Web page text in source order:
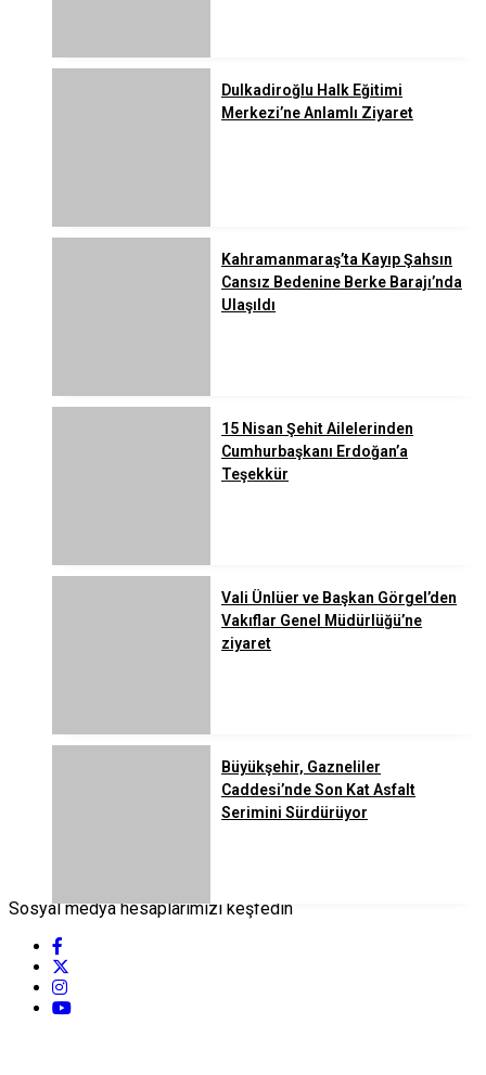
Dulkadiroğlu Halk Eğitimi
Merkezi’ne Anlamlı Ziyaret
Kahramanmaraş’ta Kayıp Şahsın
Cansız Bedenine Berke Barajı’nda
Ulaşıldı
15 Nisan Şehit Ailelerinden
Cumhurbaşkanı Erdoğan’a
Teşekkür
Vali Ünlüer ve Başkan Görgel’den
Vakıflar Genel Müdürlüğü’ne
ziyaret
Büyükşehir, Gazneliler
Caddesi’nde Son Kat Asfalt
Serimini Sürdürüyor
Sosyal medya hesaplarımızı keşfedin